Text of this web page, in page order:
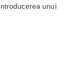
unui